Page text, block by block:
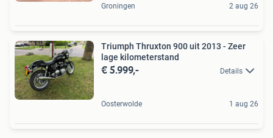
Groningen 2 aug 26
Triumph Thruxton 900 uit 2013 - Zeer
lage kilometerstand
€ 5.999,- Details
Oosterwolde 1 aug 26